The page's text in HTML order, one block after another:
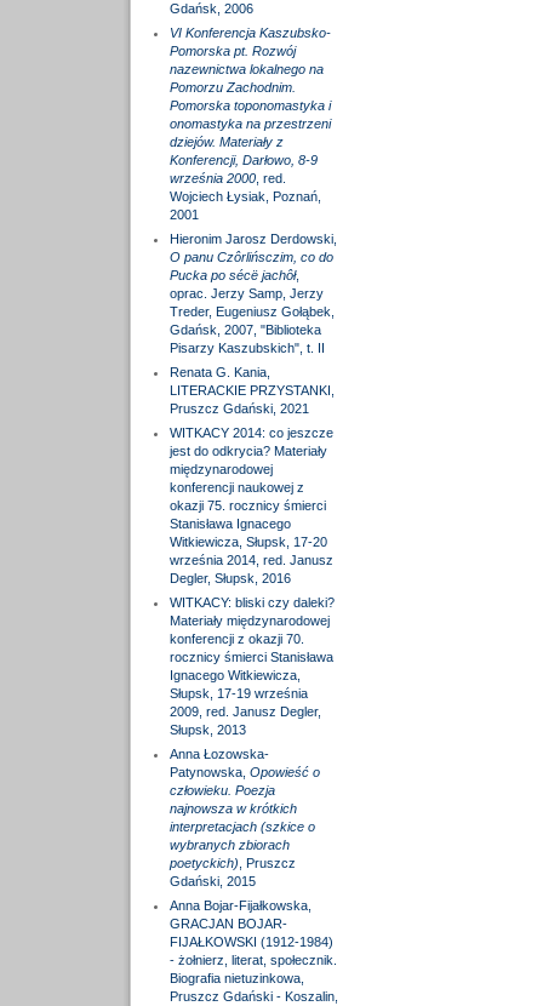
Gdańsk, 2006
VI Konferencja Kaszubsko-
Pomorska pt. Rozwój
nazewnictwa lokalnego na
Pomorzu Zachodnim.
Pomorska toponomastyka i
onomastyka na przestrzeni
dziejów. Materiały z
Konferencji, Darłowo, 8-9
września 2000, red.
Wojciech Łysiak, Poznań,
2001
Hieronim Jarosz Derdowski,
O panu Czôrlińsczim, co do
Pucka po sécë jachôł,
oprac. Jerzy Samp, Jerzy
Treder, Eugeniusz Gołąbek,
Gdańsk, 2007, "Biblioteka
Pisarzy Kaszubskich", t. II
Renata G. Kania,
LITERACKIE PRZYSTANKI,
Pruszcz Gdański, 2021
WITKACY 2014: co jeszcze
jest do odkrycia? Materiały
międzynarodowej
konferencji naukowej z
okazji 75. rocznicy śmierci
Stanisława Ignacego
Witkiewicza, Słupsk, 17-20
września 2014, red. Janusz
Degler, Słupsk, 2016
WITKACY: bliski czy daleki?
Materiały międzynarodowej
konferencji z okazji 70.
rocznicy śmierci Stanisława
Ignacego Witkiewicza,
Słupsk, 17-19 września
2009, red. Janusz Degler,
Słupsk, 2013
Anna Łozowska-
Patynowska, Opowieść o
człowieku. Poezja
najnowsza w krótkich
interpretacjach (szkice o
wybranych zbiorach
poetyckich) , Pruszcz
Gdański, 2015
Anna Bojar-Fijałkowska,
GRACJAN BOJAR-
FIJAŁKOWSKI (1912-1984)
- żołnierz, literat, społecznik.
Biografia nietuzinkowa,
Pruszcz Gdański - Koszalin,